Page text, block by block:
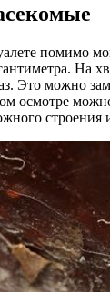
помимо
На
Это можно
осмотре